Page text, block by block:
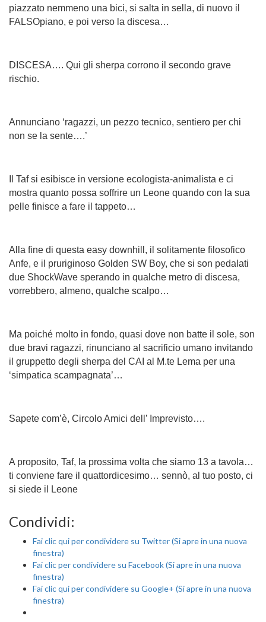
piazzato nemmeno una bici, si salta in sella, di nuovo il
FALSOpiano, e poi verso la discesa…
DISCESA…. Qui gli sherpa corrono il secondo grave
rischio.
Annunciano ‘ragazzi, un pezzo tecnico, sentiero per chi
non se la sente….’
Il Taf si esibisce in versione ecologista-animalista e ci
mostra quanto possa soffrire un Leone quando con la sua
pelle finisce a fare il tappeto…
Alla fine di questa easy downhill, il solitamente filosofico
Anfe, e il pruriginoso Golden SW Boy, che si son pedalati
due ShockWave sperando in qualche metro di discesa,
vorrebbero, almeno, qualche scalpo…
Ma poiché molto in fondo, quasi dove non batte il sole, son
due bravi ragazzi, rinunciano al sacrificio umano invitando
il gruppetto degli sherpa del CAI al M.te Lema per una
‘simpatica scampagnata’…
Sapete com’è, Circolo Amici dell’ Imprevisto….
A proposito, Taf, la prossima volta che siamo 13 a tavola…
ti conviene fare il quattordicesimo… sennò, al tuo posto, ci
si siede il Leone
Condividi:
Fai clic qui per condividere su Twitter (Si apre in una nuova
finestra)
Fai clic per condividere su Facebook (Si apre in una nuova
finestra)
Fai clic qui per condividere su Google+ (Si apre in una nuova
finestra)